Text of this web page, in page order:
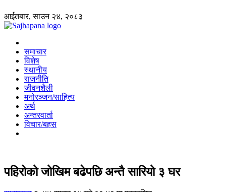
आईतबार, साउन २४, २०८३
समाचार
विशेष
स्थानीय
राजनीति
जीवनशैली
मनोरञ्जन/साहित्य
अर्थ
अन्तरवार्ता
विचार/बहस
पहिरोको जोखिम बढेपछि अन्तै सारियो ३ घर